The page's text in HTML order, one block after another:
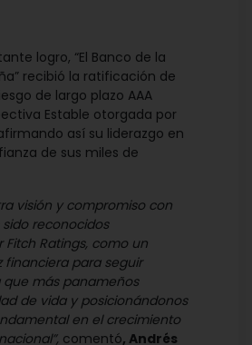
logro, “El Banco de la
recibió la ratificación de
de largo plazo AAA
Estable otorgada por
así su liderazgo en
de sus miles de
visión y compromiso con
reconocidos
Ratings, como un
financiera para seguir
más panameños
de vida y posicionándonos
en el crecimiento
comentó, Andrés